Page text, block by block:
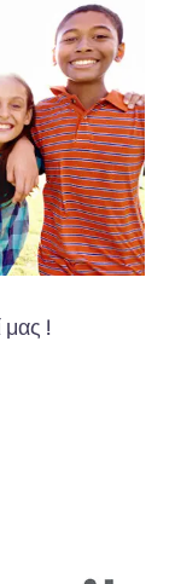
μας !